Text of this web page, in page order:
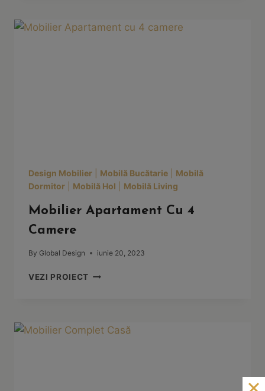
Design Mobilier Mobilă Bucătarie
Mobilă
Dormitor
Mobilă Hol Mobilă Living
Mobilier Apartament Cu 4
Camere
By Global Design iunie 20, 2023
VEZI PROIECT MOBILIER